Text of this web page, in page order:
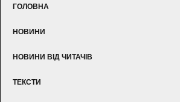
ГОЛОВНА
НОВИНИ
НОВИНИ ВІД ЧИТАЧІВ
ТЕКСТИ